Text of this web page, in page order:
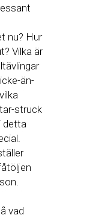
nu? Hur
Vilka är
än-
struck
detta
vad